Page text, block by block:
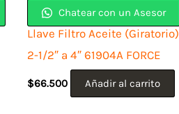
Chatear con un Asesor
Llave Filtro Aceite (Giratorio)
2-1/2″ a 4″ 61904A FORCE
$66.500 Añadir al carrito